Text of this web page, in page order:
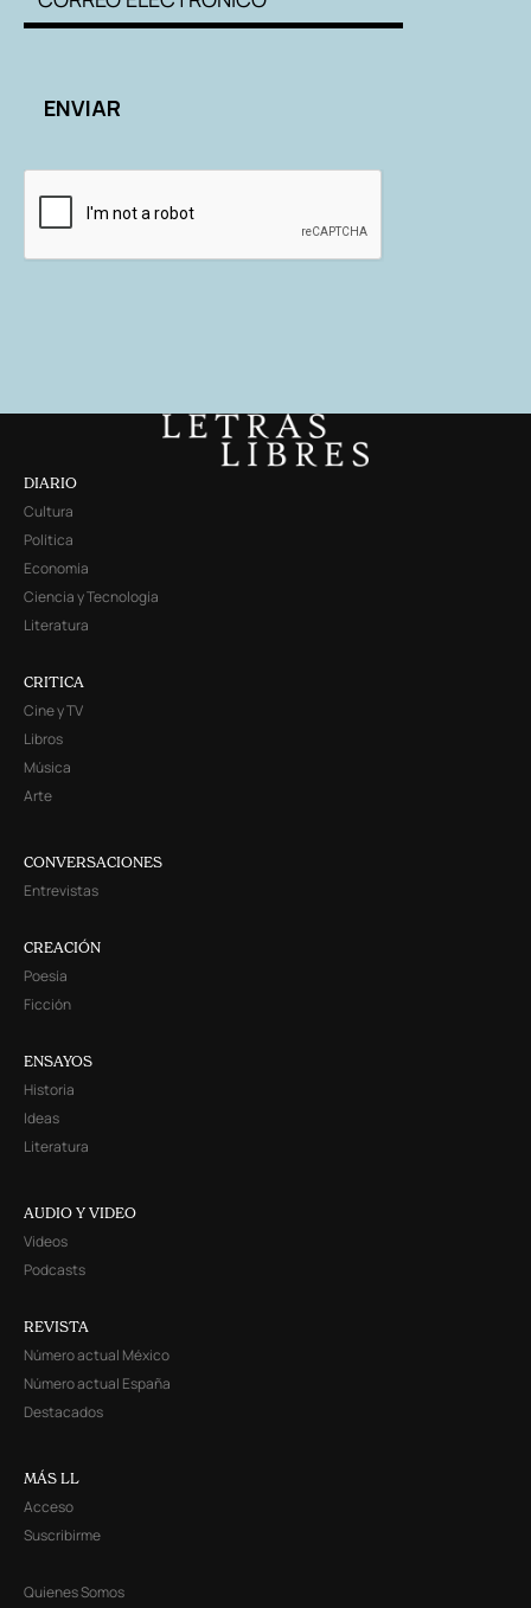
DIARIO
Cultura
Política
Economía
Ciencia y Tecnología
Literatura
CRITICA
Cine y TV
Libros
Música
Arte
CONVERSACIONES
Entrevistas
CREACIÓN
Poesía
Ficción
ENSAYOS
Historia
Ideas
Literatura
AUDIO Y VIDEO
Videos
Podcasts
REVISTA
Número actual México
Número actual España
Destacados
MÁS LL
Acceso
Suscribirme
Quienes Somos